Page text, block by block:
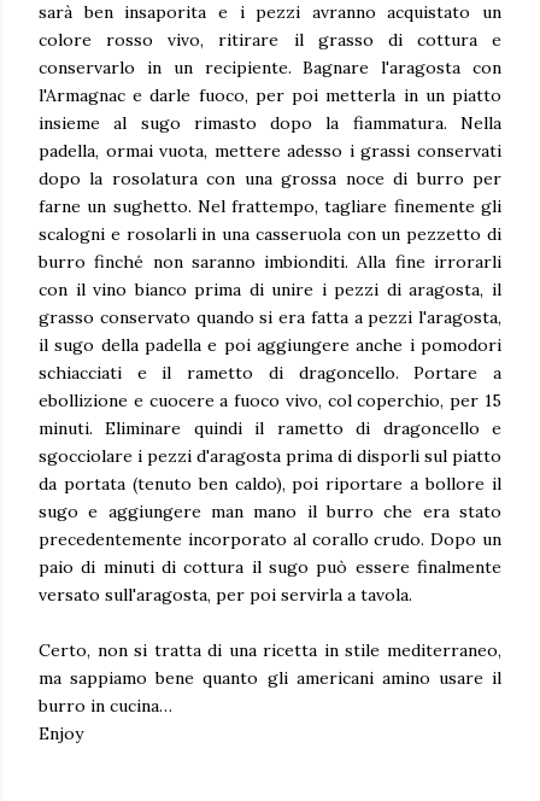
sarà ben insaporita e i pezzi avranno acquistato un
colore rosso vivo, ritirare il grasso di cottura e
conservarlo in un recipiente. Bagnare l'aragosta con
l'Armagnac e darle fuoco, per poi metterla in un piatto
insieme al sugo rimasto dopo la fiammatura. Nella
padella, ormai vuota, mettere adesso i grassi conservati
dopo la rosolatura con una grossa noce di burro per
farne un sughetto. Nel frattempo, tagliare finemente gli
scalogni e rosolarli in una casseruola con un pezzetto di
burro finché non saranno imbionditi. Alla fine irrorarli
con il vino bianco prima di unire i pezzi di aragosta, il
grasso conservato quando si era fatta a pezzi l'aragosta,
il sugo della padella e poi aggiungere anche i pomodori
schiacciati e il rametto di dragoncello. Portare a
ebollizione e cuocere a fuoco vivo, col coperchio, per 15
minuti. Eliminare quindi il rametto di dragoncello e
sgocciolare i pezzi d'aragosta prima di disporli sul piatto
da portata (tenuto ben caldo), poi riportare a bollore il
sugo e aggiungere man mano il burro che era stato
precedentemente incorporato al corallo crudo. Dopo un
paio di minuti di cottura il sugo può essere finalmente
versato sull'aragosta, per poi servirla a tavola.
Certo, non si tratta di una ricetta in stile mediterraneo,
ma sappiamo bene quanto gli americani amino usare il
burro in cucina…
Enjoy